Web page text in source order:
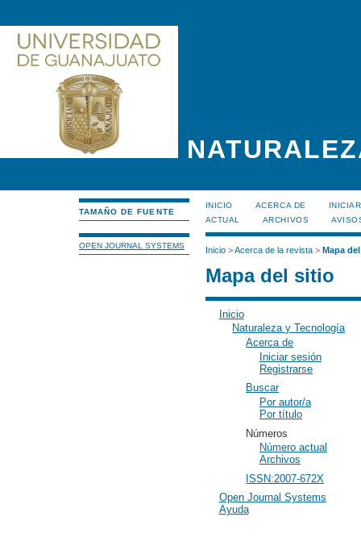
TAMAÑO DE FUENTE
OPEN JOURNAL SYSTEMS
INICIO ACERCA DE
ACTUAL
ARCHIVOS
Inicio>Acerca de la revista> Mapa
Mapa del sitio
Inicio
Naturaleza y Tecnología
Acerca de
Iniciar sesión
Registrarse
Buscar
Por autor/a
Por título
Números
Número actual
Archivos
ISSN:2007-672X
Open Journal Systems
Ayuda